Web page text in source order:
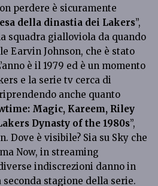
perdere è sicuramente
della dinastia dei Lakers”,
squadra gialloviola da quando
Earvin Johnson, che è stato
è il 1979 ed è un momento
e la serie tv cerca di
anche quanto
Magic, Kareem, Riley
Dynasty of the 1980s”,
Dove è visibile? Sia su Sky che
Now, in streaming
indiscrezioni danno in
stagione della serie.